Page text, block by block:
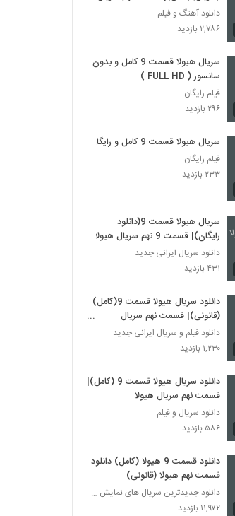
هیولا با لینک مستقیم
دانلود آهنگ و فیلم
۲,۷۸۶ بازدید
سریال هیولا قسمت 9 کامل و بدون
سانسور ( FULL HD )
فیلم رایگان
۲۹۶ بازدید
سریال هیولا قسمت 9 کامل و رایگان
فیلم رایگان
۲۳۳ بازدید
سریال هیولا قسمت 9(دانلود
رایگان)| قسمت 9 نهم سریال هیولا
دانلود سریال ایرانی جدید
۴۳۱ بازدید
دانلود سریال هیولا قسمت 9(کامل)
(قانونی)| قسمت نهم سریال
هیولا(online)
دانلود فیلم و سریال ایرانی جدید
۱,۲۳۰ بازدید
دانلود سریال هیولا قسمت 9 (کامل)|
قسمت نهم سریال هیولا
دانلود سریال و فیلم
۵۸۶ بازدید
دانلود قسمت 9 هیولا (کامل) دانلود
قسمت نهم هیولا (قانونی)
دانلود جدیدترین سریال های نمایش خانگی
۱۱,۹۷۲ بازدید